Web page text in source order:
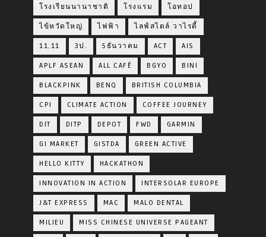
โรงเรียนนานาชาติ โรงแรม โอทอป
ไข้หวัดใหญ่ ไฟฟ้า ไลฟ์สไตล์ วาไรตี้
11.11 3ป. 5ธันวาคม ACT AIS
APLF ASEAN ALL CAFÉ BGYO BINI
BLACKPINK BENQ BRITISH COLUMBIA
CPI CLIMATE ACTION COFFEE JOURNEY
DIT DITP DEPOT FWD GARMIN
GI MARKET GISTDA GREEN ACTIVE
HELLO KITTY HACKATHON
INNOVATION IN ACTION INTERSOLAR EUROPE
J&T EXPRESS MAC MALO DENTAL
MILIEU MISS CHINESE UNIVERSE PAGEANT